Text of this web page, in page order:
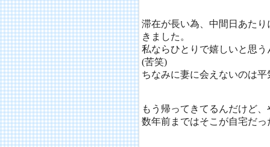
滞在が長い為、中間日あた
きました。
私ならひとりで嬉しいと思
(苦笑)
ちなみに妻に会えないのは
もう帰ってきてるんだけど
数年前まではそこが自宅だ